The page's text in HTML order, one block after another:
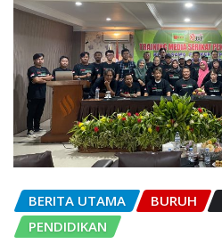
BERITA UTAMA BURUH
PENDIDIKAN